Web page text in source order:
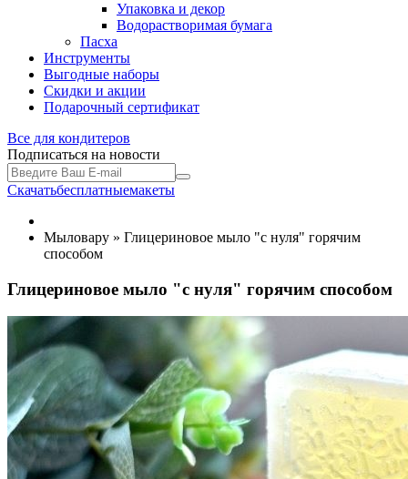
Упаковка и декор
Водорастворимая бумага
Пасха
Инструменты
Выгодные наборы
Скидки и акции
Подарочный сертификат
Все для кондитеров
Подписаться на новости
Скачатьбесплатныемакеты
Мыловару » Глицериновое мыло "с нуля" горячим
способом
Глицериновое мыло "с нуля" горячим способом